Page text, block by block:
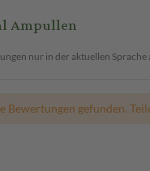
Ampullen
nur in der aktuellen Sprache
Bewertungen gefunden.